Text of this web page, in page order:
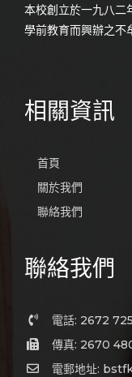
本校創立於一九八二
學前教育而興辦之不
相關資訊
首頁
關於我們
聯絡我們
聯絡我們
電話: 2672
傳真: 2670
電郵地址: